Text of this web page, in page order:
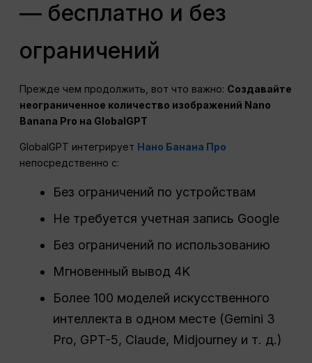
— бесплатно и без
ограничений
Прежде чем продолжить, вот что важно: Создавайте
неограниченное количество изображений Nano
Banana Pro на GlobalGPT
GlobalGPT интегрирует Нано Банана Про
непосредственно с:
Без ограничений по устройствам
Не требуется учетная запись Google
Без ограничений по использованию
Мгновенный вывод 4K
Более 100 моделей искусственного
интеллекта в одном месте (Gemini 3
Pro, GPT-5, Claude, Midjourney и т. д.)